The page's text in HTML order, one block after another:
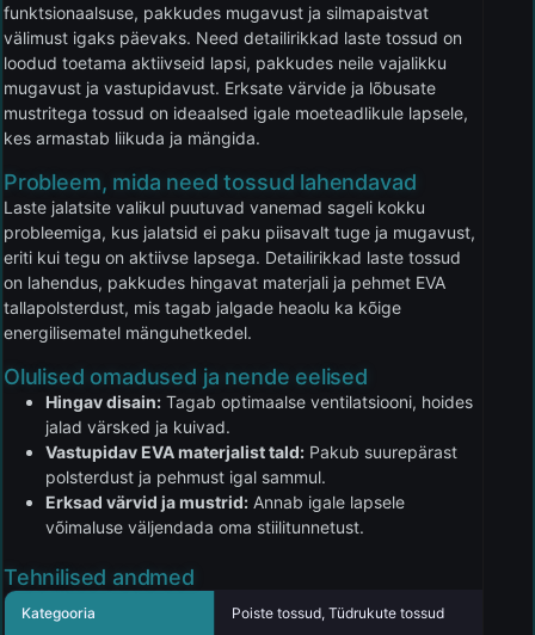
funktsionaalsuse, pakkudes mugavust ja silmapaistvat
välimust igaks päevaks. Need detailirikkad laste tossud on
loodud toetama aktiivseid lapsi, pakkudes neile vajalikku
mugavust ja vastupidavust. Erksate värvide ja lõbusate
mustritega tossud on ideaalsed igale moeteadlikule lapsele,
kes armastab liikuda ja mängida.
Probleem, mida need tossud lahendavad
Laste jalatsite valikul puutuvad vanemad sageli kokku
probleemiga, kus jalatsid ei paku piisavalt tuge ja mugavust,
eriti kui tegu on aktiivse lapsega. Detailirikkad laste tossud
on lahendus, pakkudes hingavat materjali ja pehmet EVA
tallapolsterdust, mis tagab jalgade heaolu ka kõige
energilisematel mänguhetkedel.
Olulised omadused ja nende eelised
Hingav disain: Tagab optimaalse ventilatsiooni, hoides
jalad värsked ja kuivad.
Vastupidav EVA materjalist tald: Pakub suurepärast
polsterdust ja pehmust igal sammul.
Erksad värvid ja mustrid: Annab igale lapsele
võimaluse väljendada oma stiilitunnetust.
Tehnilised andmed
Kategooria Poiste tossud, Tüdrukute tossud